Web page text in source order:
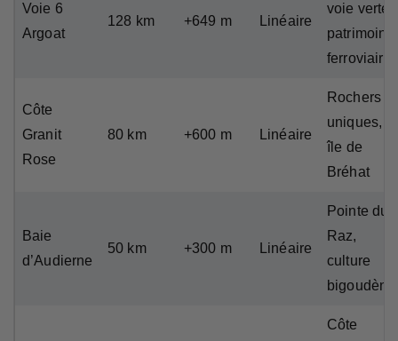
Voie 6
Argoat
128 km +649 m Linéaire
voie verte,
patrimoine
ferroviaire
Côte
Granit
Rose
80 km +600 m Linéaire
Rochers
uniques,
île de
Bréhat
Baie
d’Audierne
50 km +300 m Linéaire
Pointe du
Raz,
culture
bigoudène
Côte